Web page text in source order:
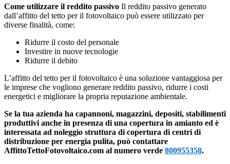
Come utilizzare il reddito passivo Il reddito passivo generato
dall’affitto del tetto per il fotovoltaico può essere utilizzato per
diverse finalità, come:
Ridurre il costo del personale
Investire in nuove tecnologie
Ridurre il debito
L’affitto del tetto per il fotovoltaico è una soluzione vantaggiosa per
le imprese che vogliono generare reddito passivo, ridurre i costi
energetici e migliorare la propria reputazione ambientale.
Se la tua azienda ha capannoni, magazzini, depositi, stabilimenti
produttivi anche in presenza di una copertura in amianto ed è
interessata ad noleggio struttura di copertura di centri di
distribuzione per energia pulita, può contattare
AffittoTettoFotovoltaico.com al numero verde 800955358.